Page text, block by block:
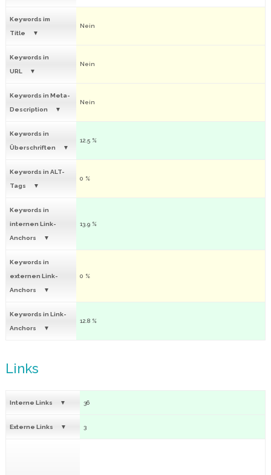
Keywords im
Title
Nein
Keywords in
URL
Nein
Keywords in Meta-
Description
Nein
Keywords in
Überschriften
12.5 %
Keywords in ALT-
Tags
0 %
Keywords in
internen Link-
Anchors
13.9 %
Keywords in
externen Link-
Anchors
0 %
Keywords in Link-
Anchors
12.8 %
Links
Interne Links 36
Externe Links 3